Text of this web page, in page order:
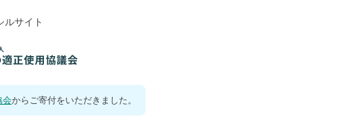
ルサイト
会からご寄付をいただきました。